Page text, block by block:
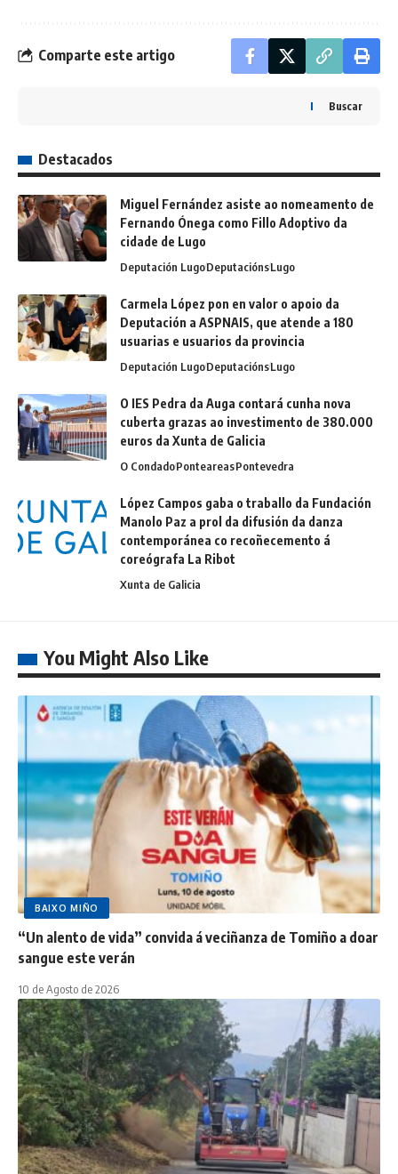
Comparte este artigo
Buscar
Destacados
Miguel Fernández asiste ao nomeamento de
Fernando Ónega como Fillo Adoptivo da
cidade de Lugo
Deputación LugoDeputaciónsLugo
Carmela López pon en valor o apoio da
Deputación a ASPNAIS, que atende a 180
usuarias e usuarios da provincia
Deputación LugoDeputaciónsLugo
O IES Pedra da Auga contará cunha nova
cuberta grazas ao investimento de 380.000
euros da Xunta de Galicia
O CondadoPonteareasPontevedra
López Campos gaba o traballo da Fundación
Manolo Paz a prol da difusión da danza
contemporánea co recoñecemento á
coreógrafa La Ribot
Xunta de Galicia
You Might Also Like
BAIXO MIÑO
“Un alento de vida” convida á veciñanza de Tomiño a doar
sangue este verán
10 de Agosto de 2026